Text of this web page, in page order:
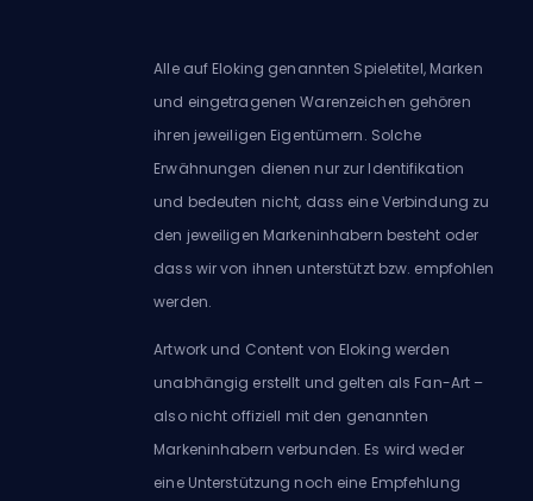
Alle auf Eloking genannten Spieletitel, Marken
und eingetragenen Warenzeichen gehören
ihren jeweiligen Eigentümern. Solche
Erwähnungen dienen nur zur Identifikation
und bedeuten nicht, dass eine Verbindung zu
den jeweiligen Markeninhabern besteht oder
dass wir von ihnen unterstützt bzw. empfohlen
werden.
Artwork und Content von Eloking werden
unabhängig erstellt und gelten als Fan-Art –
also nicht offiziell mit den genannten
Markeninhabern verbunden. Es wird weder
eine Unterstützung noch eine Empfehlung